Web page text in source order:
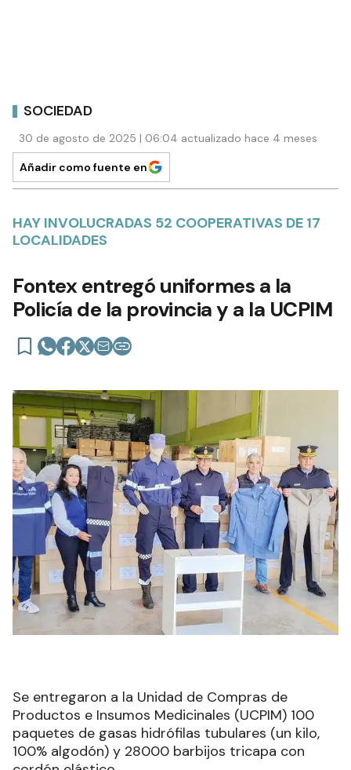
SOCIEDAD
30 de agosto de 2025 | 06:04 actualizado hace 4 meses
Añadir como fuente en
HAY INVOLUCRADAS 52 COOPERATIVAS DE 17
LOCALIDADES
Fontex entregó uniformes a la
Policía de la provincia y a la UCPIM
Se entregaron a la Unidad de Compras de
Productos e Insumos Medicinales (UCPIM) 100
paquetes de gasas hidrófilas tubulares (un kilo,
100% algodón) y 28000 barbijos tricapa con